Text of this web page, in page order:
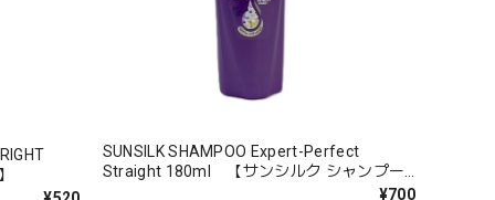
SUNSILK SHAMPOO Expert-Perfect
Straight 180ml 【サンシルク シャンプー
エキスパートパーフェクトストレート】¥700